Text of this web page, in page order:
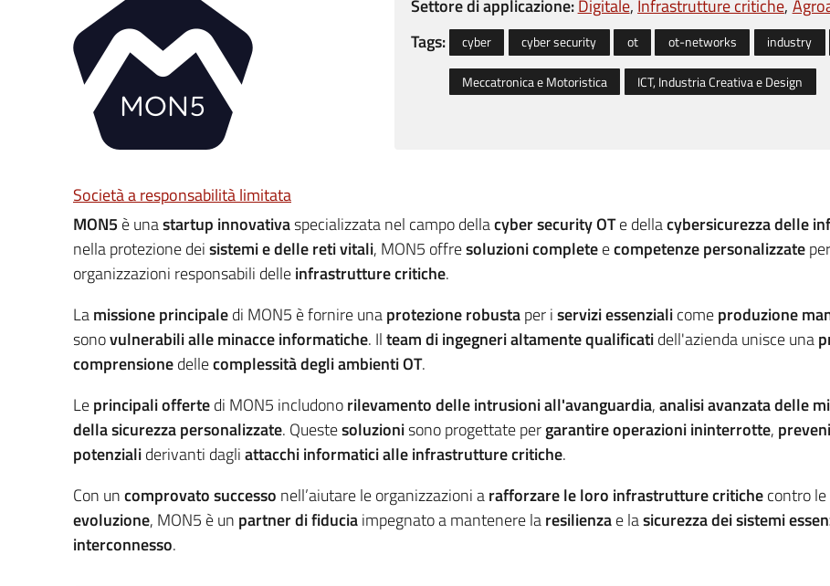
Settore di applicazione:Digitale Infrastrutture critiche
Tags:
cyber cyber security ot ot-networks industry
Meccatronica e Motoristica
ICT, Industria Creativa e Design
Società a responsabilità limitata
MON5 è unastartup innovativaspecializzata nel campo dellacyber security OTe dellacybersicurezza delle
nella protezione deisistemi e delle reti vitali, MON5 offresoluzioni completeecompetenze personalizzate
organizzazioni responsabili delleinfrastrutture critiche.
Lamissione principaledi MON5 è fornire unaprotezione robustaper iservizi essenzialicomeproduzione
sonovulnerabili alle minacce informatiche. Ilteam di ingegneri altamente qualificatidell'azienda unisce una
comprensionedellecomplessità degli ambienti OT.
Leprincipali offertedi MON5 includonorilevamento delle intrusioni all'avanguardia,analisi avanzata delle
della sicurezza personalizzate. Questesoluzionisono progettate pergarantire operazioni ininterrotte,
potenzialiderivanti dagliattacchi informatici alle infrastrutture critiche.
Con uncomprovato successo nell’aiutare le organizzazioni arafforzare le loro infrastrutture critichecontro le
evoluzione, MON5 è un partner di fiduciaimpegnato a mantenere laresilienzae lasicurezza dei sistemi
interconnesso.